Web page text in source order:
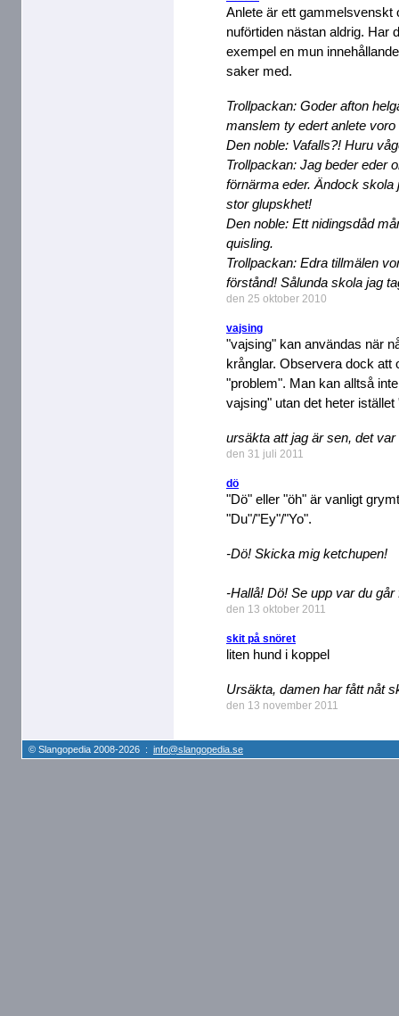
Anlete är ett gammelsvenskt
nuförtiden nästan aldrig. Har
exempel en mun
saker med.
Trollpackan: Goder afton
manslem ty edert anlete voro
Den noble: Vafalls?! Huru
Trollpackan: Jag beder eder
förnärma eder. Ändock
stor glupskhet!
Den noble: Ett nidingsdåd
quisling.
Trollpackan: Edra tillmälen
förstånd! Sålunda skola jag
den 25 oktober 2010
vajsing
"vajsing" kan användas när
krånglar. Observera dock att
"problem". Man kan alltså
vajsing" utan det heter
ursäkta att jag är sen, det
den 31 juli 2011
dö
"Dö" eller "öh" är vanligt
"Du"/"Ey"/"Yo".
-Dö! Skicka mig ketchupen!
-Hallå! Dö! Se upp var du går
den 13 oktober 2011
skit på snöret
liten hund i koppel
Ursäkta, damen har fått nåt
den 13 november 2011
© Slangopedia 2008-2026 : info@slangopedia.se